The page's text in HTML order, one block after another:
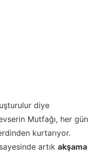
diye
Mutfağı, her gün
kurtarıyor.
artık akşama